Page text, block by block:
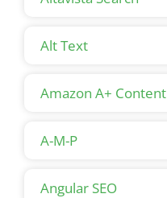
Alt Text
Amazon A+ Content
A-M-P
Angular SEO